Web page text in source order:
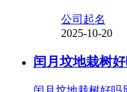
公司起名
2025-10-20
闰月坟地栽树